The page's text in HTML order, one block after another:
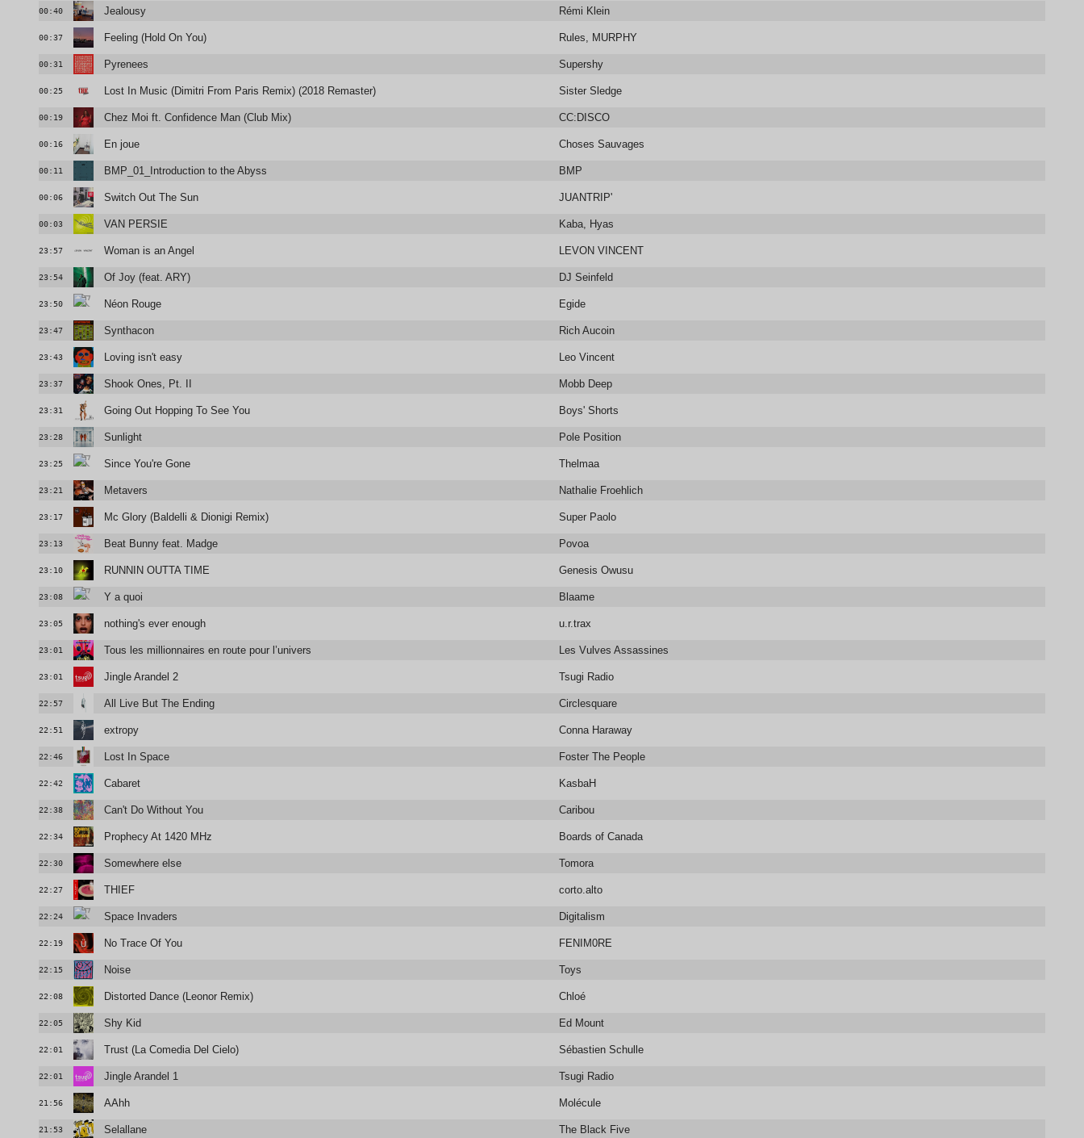
00:40 Jealousy Rémi Klein
00:37 Feeling (Hold On You) Rules, MURPHY
00:31 Pyrenees Supershy
00:25 Lost In Music (Dimitri From Paris Remix) (2018 Remaster) Sister Sledge
00:19 Chez Moi ft. Confidence Man (Club Mix) CC:DISCO
00:16 En joue Choses Sauvages
00:11 BMP_01_Introduction to the Abyss BMP
00:06 Switch Out The Sun JUANTRIP'
00:03 VAN PERSIE Kaba, Hyas
23:57 Woman is an Angel LEVON VINCENT
23:54 Of Joy (feat. ARY) DJ Seinfeld
23:50 Néon Rouge Egide
23:47 Synthacon Rich Aucoin
23:43 Loving isn't easy Leo Vincent
23:37 Shook Ones, Pt. II Mobb Deep
23:31 Going Out Hopping To See You Boys' Shorts
23:28 Sunlight Pole Position
23:25 Since You're Gone Thelmaa
23:21 Metavers Nathalie Froehlich
23:17 Mc Glory (Baldelli & Dionigi Remix) Super Paolo
23:13 Beat Bunny feat. Madge Povoa
23:10 RUNNIN OUTTA TIME Genesis Owusu
23:08 Y a quoi Blaame
23:05 nothing's ever enough u.r.trax
23:01 Tous les millionnaires en route pour l’univers Les Vulves Assassines
23:01 Jingle Arandel 2 Tsugi Radio
22:57 All Live But The Ending Circlesquare
22:51 extropy Conna Haraway
22:46 Lost In Space Foster The People
22:42 Cabaret KasbaH
22:38 Can't Do Without You Caribou
22:34 Prophecy At 1420 MHz Boards of Canada
22:30 Somewhere else Tomora
22:27 THIEF corto.alto
22:24 Space Invaders Digitalism
22:19 No Trace Of You FENIM0RE
22:15 Noise Toys
22:08 Distorted Dance (Leonor Remix) Chloé
22:05 Shy Kid Ed Mount
22:01 Trust (La Comedia Del Cielo) Sébastien Schulle
22:01 Jingle Arandel 1 Tsugi Radio
21:56 AAhh Molécule
21:53 Selallane The Black Five